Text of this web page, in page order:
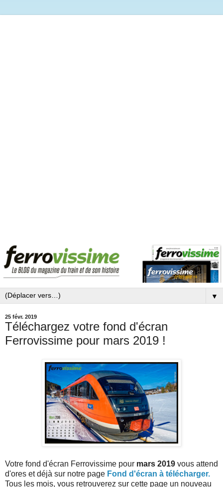
▼
25 févr. 2019
Téléchargez votre fond d'écran
Ferrovissime pour mars 2019 !
Votre fond d'écran Ferrovissime pour mars 2019 vous attend
d'ores et déjà sur notre page Fond d'écran à télécharger.
Tous les mois, vous retrouverez sur cette page un nouveau